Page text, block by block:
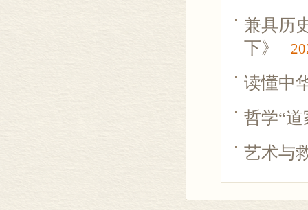
兼具历
下》
读懂中
哲学“道
艺术与